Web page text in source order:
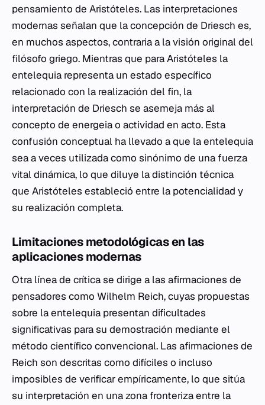
pensamiento de Aristóteles. Las interpretaciones
modernas señalan que la concepción de Driesch es,
en muchos aspectos, contraria a la visión original del
filósofo griego. Mientras que para Aristóteles la
entelequia representa un estado específico
relacionado con la realización del fin, la
interpretación de Driesch se asemeja más al
concepto de energeiao actividad en acto. Esta
confusión conceptual ha llevado a que la entelequia
sea a veces utilizada como sinónimo de una fuerza
vital dinámica, lo que diluye la distinción técnica
que Aristóteles estableció entre la potencialidad y
su realización completa.
Limitaciones metodológicas en las
aplicaciones modernas
Otra línea de crítica se dirige a las afirmaciones de
pensadores como Wilhelm Reich, cuyas propuestas
sobre la entelequia presentan dificultades
significativas para su demostración mediante el
método científico convencional. Las afirmaciones de
Reich son descritas como difíciles o incluso
imposibles de verificar empíricamente, lo que sitúa
su interpretación en una zona fronteriza entre la